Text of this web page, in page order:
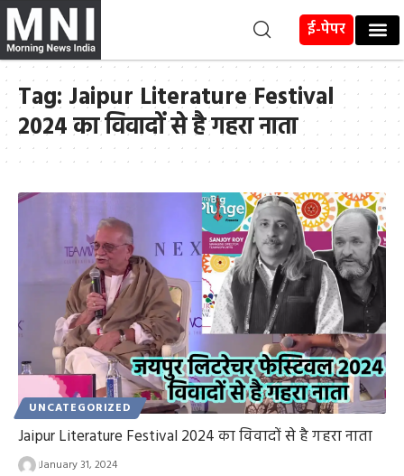
ई-पेपर
Tag: Jaipur Literature Festival
2024 का विवादों से है गहरा नाता
UNCATEGORIZED
Jaipur Literature Festival 2024 का विवादों से है गहरा नाता
January 31, 2024